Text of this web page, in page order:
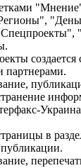
создается
партнерами.
в
публикации.